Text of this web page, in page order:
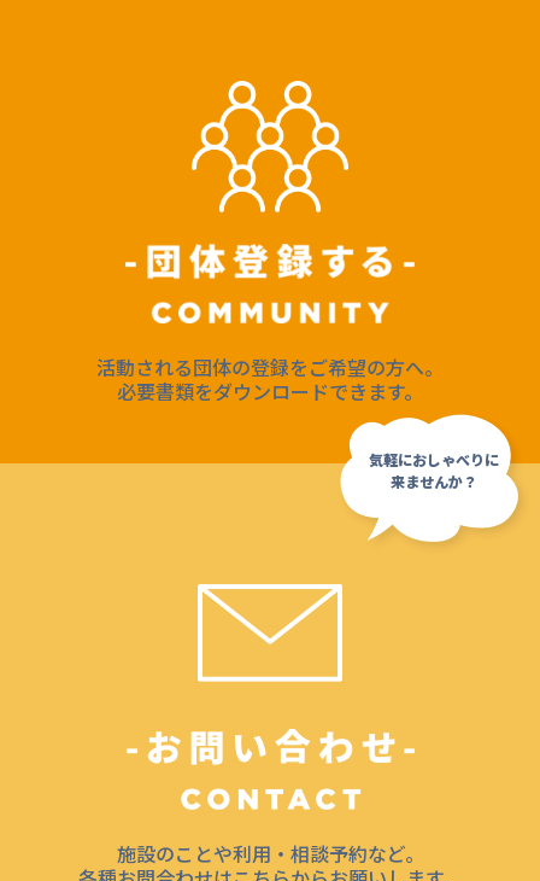
活動される団体の登録をご希望の方へ。
必要書類をダウンロードできます。
施設のことや利用・相談予約など。